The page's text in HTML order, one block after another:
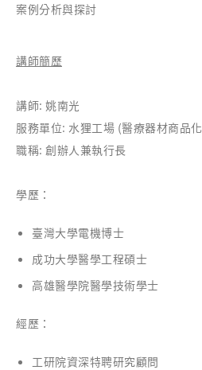
案例分析與探討
講師簡歷
講師: 姚南光
服務單位: 水狸工場 (醫療器材商品
職稱: 創辦人兼執行長
學歷：
臺灣大學電機博士
成功大學醫學工程碩士
高雄醫學院醫學技術學士
經歷：
工研院資深特聘研究顧問